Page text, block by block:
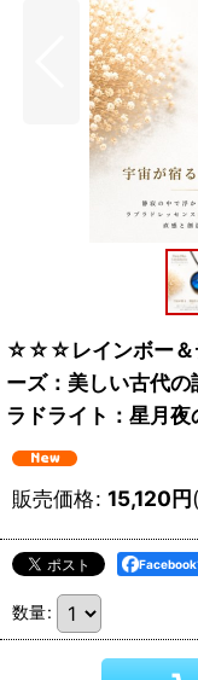
☆☆☆レインボー＆
ーズ：美しい古代
ラドライト：星月夜
販売価格: 15,120円
Facebook
数量: